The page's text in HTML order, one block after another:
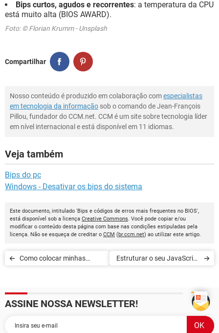
Bips curtos, agudos e recorrentes: a temperatura da CPU
está muito alta (BIOS AWARD).
Foto: © Florian Krumm - Unsplash
Compartilhar
Nosso conteúdo é produzido em colaboração comespecialistas
em tecnologia da informação sob o comando de Jean-François
Pillou, fundador do CCM.net. CCM é um site sobre tecnologia líder
em nível internacional e está disponível em 11 idiomas.
Veja também
Bips do pc
Windows - Desativar os bips do sistema
Este documento, intitulado 'Bips e códigos de erros mais frequentes no BIOS',
está disponível sob a licença Creative Commons. Você pode copiar e/ou
modificar o conteúdo desta página com base nas condições estipuladas pela
licença. Não se esqueça de creditar o CCM (br.ccm.net) ao utilizar este artigo.
Como colocar minhas
Estruturar o seu JavaScript
ASSINE NOSSA NEWSLETTER!